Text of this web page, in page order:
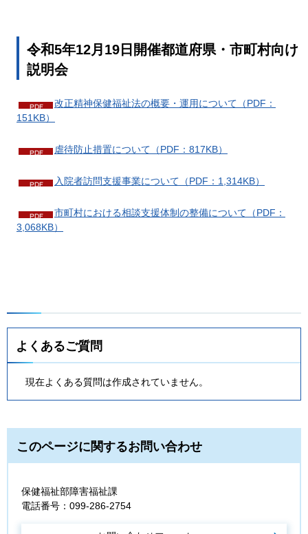
令和5年12月19日開催都道府県・市町村向け
説明会
改正精神保健福祉法の概要・運用について（PDF：
151KB）
虐待防止措置について（PDF：817KB）
入院者訪問支援事業について（PDF：1,314KB）
市町村における相談支援体制の整備について（PDF：
3,068KB）
よくあるご質問
現在よくある質問は作成されていません。
このページに関するお問い合わせ
保健福祉部障害福祉課
電話番号：099-286-2754